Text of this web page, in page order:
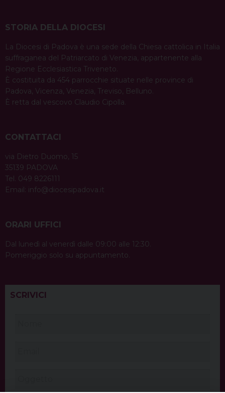
STORIA DELLA DIOCESI
La Diocesi di Padova è una sede della Chiesa cattolica in Italia
suffraganea del Patriarcato di Venezia, appartenente alla
Regione Ecclesiastica Triveneto.
È costituita da 454 parrocchie situate nelle province di
Padova, Vicenza, Venezia, Treviso, Belluno.
È retta dal vescovo Claudio Cipolla.
CONTATTACI
via Dietro Duomo, 15
35139 PADOVA
Tel. 049 8226111
Email: info@diocesipadova.it
ORARI UFFICI
Dal lunedì al venerdì dalle 09:00 alle 12:30.
Pomeriggio solo su appuntamento.
SCRIVICI